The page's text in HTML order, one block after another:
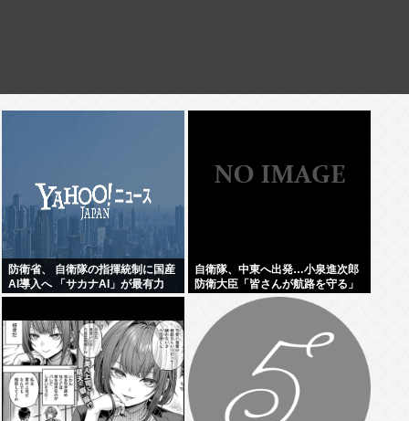
防衛省、 自衛隊の指揮統制に国産
AI導入へ 「サカナAI」が最有力
www
自衛隊、中東へ出発…小泉進次郎
防衛大臣「皆さんが航路を守る」